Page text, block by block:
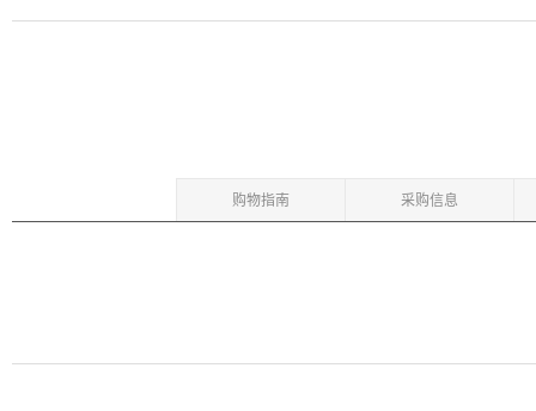
购物指南 采购信息